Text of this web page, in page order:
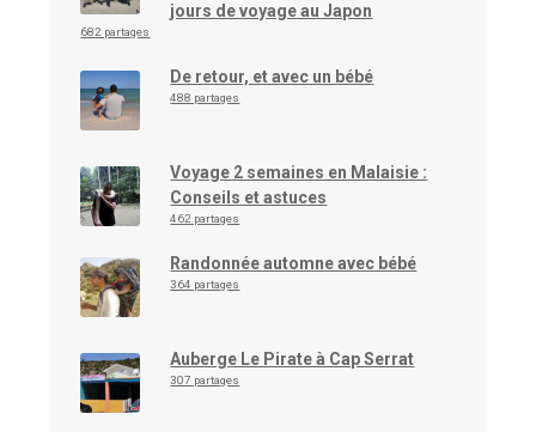
jours de voyage au Japon
682 partages
De retour, et avec un bébé
488 partages
Voyage 2 semaines en Malaisie :
Conseils et astuces
462 partages
Randonnée automne avec bébé
364 partages
Auberge Le Pirate à Cap Serrat
307 partages